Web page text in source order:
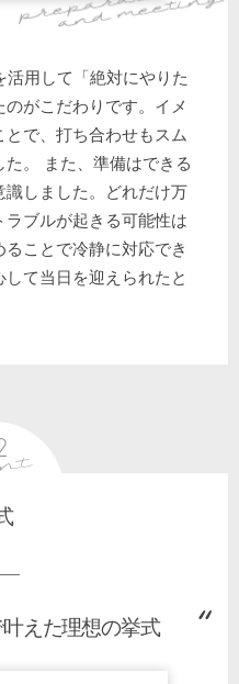
用して「絶対にやりた
がこだわりです。イメ
で、打ち合わせもスム
。 また、準備はできる
識しました。どれだけ万
ブルが起きる可能性は
ことで冷静に対応でき
て当日を迎えられたと
えた理想の挙式